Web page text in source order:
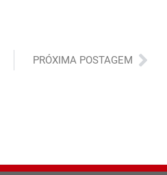
PRÓXIMA POSTAGEM